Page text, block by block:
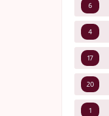
6
4
17
20
1